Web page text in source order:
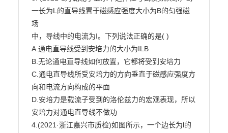
一长为L的直导线置于磁感应强度大小为B的匀强磁
场
中，导线中的电流为I。下列说法正确的是( )
A.通电直导线受到安培力的大小为ILB
B.无论通电直导线如何放置，它都将受到安培力
C.通电直导线所受安培力的方向垂直于磁感应强度方
向和电流方向构成的平面
D.安培力是载流子受到的洛伦兹力的宏观表现，所以
安培力对通电直导线不做功
4.(2021·浙江嘉兴市质检)如图所示，一个边长为l的